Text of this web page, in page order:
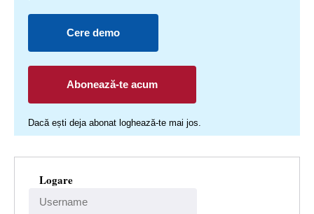
Cere demo
Abonează-te acum
Dacă ești deja abonat loghează-te mai jos.
Logare